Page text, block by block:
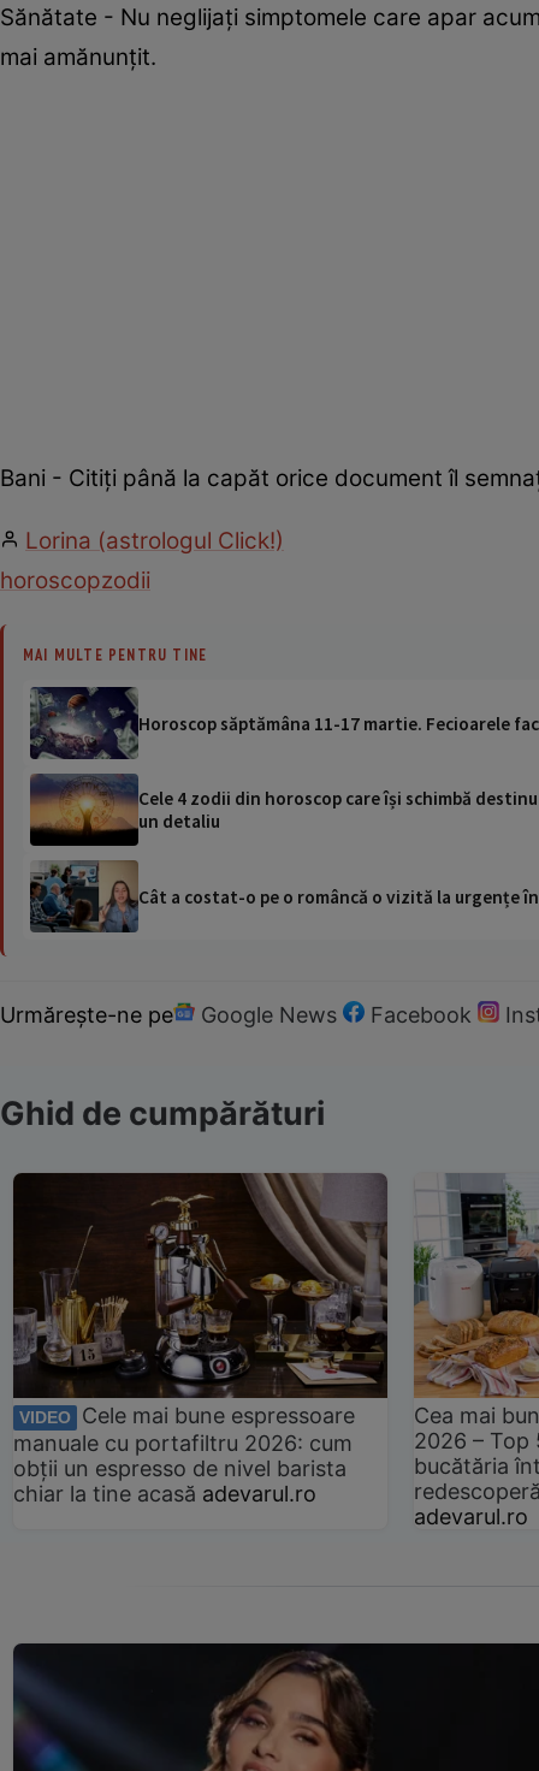
Sănătate - Nu neglijaţi simptomele care apar
mai amănunţit.
Bani - Citiţi până la capăt orice document îl
Lorina (astrologul Click!)
horoscopzodii
MAI MULTE PENTRU TINE
Horoscop săptămâna 11-17 martie. Fecioarele
Cele 4 zodii din horoscop care își schimbă
un detaliu
Cât a costat-o pe o româncă o vizită la urgențe
Urmărește-ne pe Google News Facebook
Ghid de cumpărături
VIDEO
Cele mai bune espressoare
manuale cu portafiltru 2026: cum
obții un espresso de nivel barista
chiar la tine acasă adevarul.ro
Cea mai
2026 –
bucătăria
adevarul.ro